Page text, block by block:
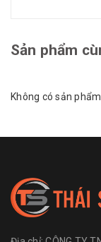
Sản phẩm
Không có sản